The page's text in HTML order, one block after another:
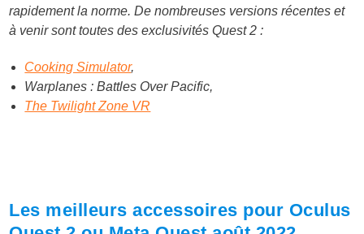
rapidement la norme. De nombreuses versions récentes et
à venir sont toutes des exclusivités Quest 2 :
Cooking Simulator,
Warplanes : Battles Over Pacific,
The Twilight Zone VR
Les meilleurs accessoires pour Oculus